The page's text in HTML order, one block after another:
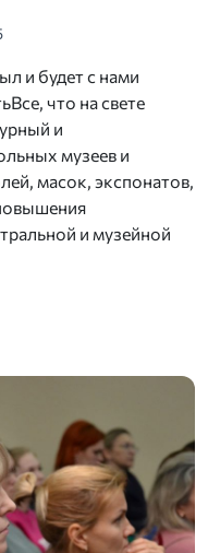
и будет с нами
что на свете
и
музеев и
масок, экспонатов,
и музейной